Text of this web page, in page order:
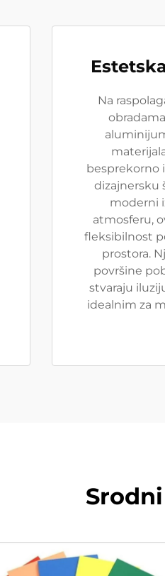
Na
besprekorno
dizajnersku
moderni
atmosferu,
fleksibilnost
prostora.
površine
stvaraju
idealnim za